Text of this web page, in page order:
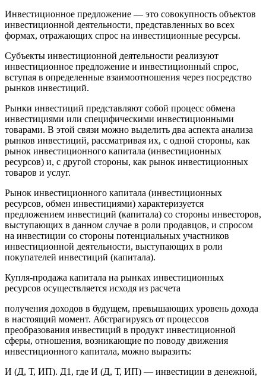
Инвестиционное предложение — это совокупность объектов
инвестиционной деятельности, представленных во всех
формах, отражающих спрос на инвестиционные ресурсы.
Субъекты инвестиционной деятельности реализуют
инвестиционное предложение и инвестиционный спрос,
вступая в определенные взаимоотношения через посредство
рынков инвестиций.
Рынки инвестиций представляют собой процесс обмена
инвестициями или специфическими инвестиционными
товарами. В этой связи можно выделить два аспекта анализа
рынков инвестиций, рассматривая их, с одной стороны, как
рынок инвестиционного капитала (инвестиционных
ресурсов) и, с другой стороны, как рынок инвестиционных
товаров и услуг.
Рынок инвестиционного капитала (инвестиционных
ресурсов, обмен инвестициями) характеризуется
предложением инвестиций (капитала) со стороны инвесторов,
выступающих в данном случае в роли продавцов, и спросом
на инвестиции со стороны потенциальных участников
инвестиционной деятельности, выступающих в роли
покупателей инвестиций (капитала).
Купля-продажа капитала на рынках инвестиционных
ресурсов осуществляется исходя из расчета
получения доходов в будущем, превышающих уровень дохода
в настоящий момент. Абстрагируясь от процессов
преобразования инвестиций в продукт инвестиционной
сферы, отношения, возникающие по поводу движения
инвестиционного капитала, можно выразить:
И (Д, Т, ИП). Д1, где И (Д, Т, ИП) — инвестиции в денежной,